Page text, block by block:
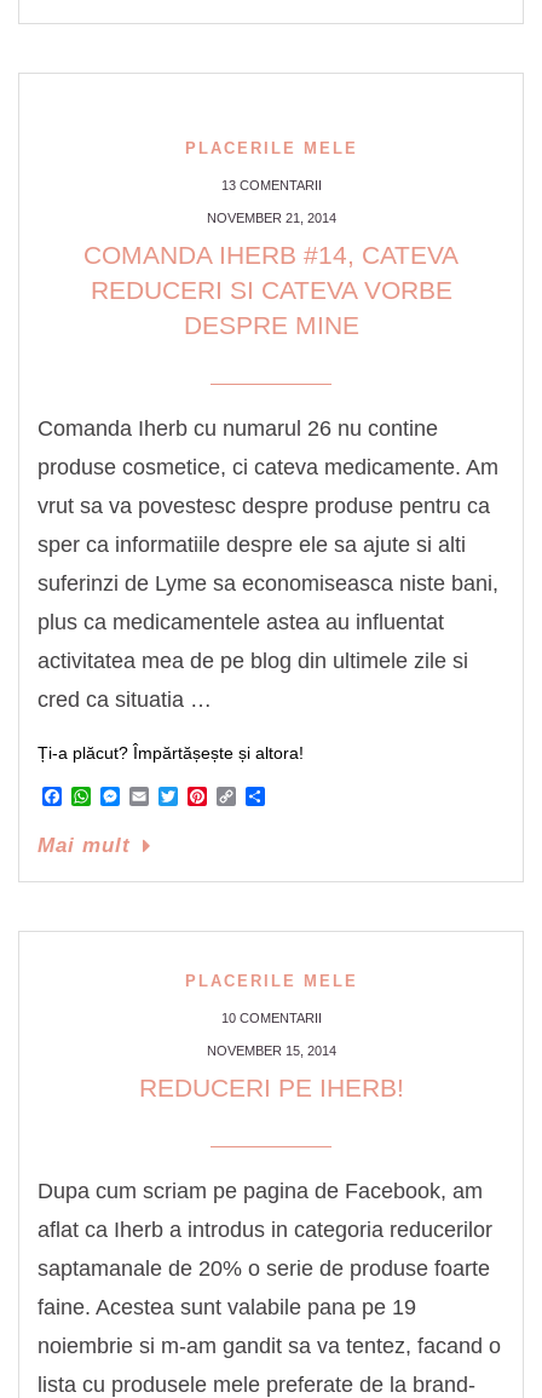
PLACERILE MELE
13 COMENTARII
NOVEMBER 21, 2014
COMANDA IHERB #14, CATEVA
REDUCERI SI CATEVA VORBE
DESPRE MINE
Comanda Iherb cu numarul 26 nu contine
produse cosmetice, ci cateva medicamente. Am
vrut sa va povestesc despre produse pentru ca
sper ca informatiile despre ele sa ajute si alti
suferinzi de Lyme sa economiseasca niste bani,
plus ca medicamentele astea au influentat
activitatea mea de pe blog din ultimele zile si
cred ca situatia …
Ți-a plăcut? Împărtășește și altora!
Facebook
WhatsApp
Messenger
EmailTwitterPinterest
Copy
Mai mult
PLACERILE MELE
10 COMENTARII
NOVEMBER 15, 2014
REDUCERI PE IHERB!
Dupa cum scriam pe pagina de Facebook, am
aflat ca Iherb a introdus in categoria reducerilor
saptamanale de 20% o serie de produse foarte
faine. Acestea sunt valabile pana pe 19
noiembrie si m-am gandit sa va tentez, facand o
lista cu produsele mele preferate de la brand-